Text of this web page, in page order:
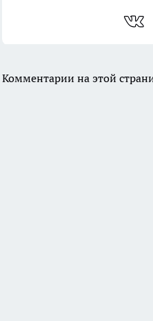
Комментарии на этой